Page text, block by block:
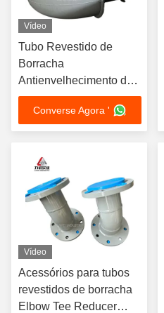
Vídeo
Tubo Revestido de
Borracha
Antienvelhecimento de
Longa Vida Útil
Espessura da Parede 2-
16mm Personalizável
Ambiente Severo
Converse Agora '
Vídeo
Acessórios para tubos
revestidos de borracha
Elbow Tee Reducer